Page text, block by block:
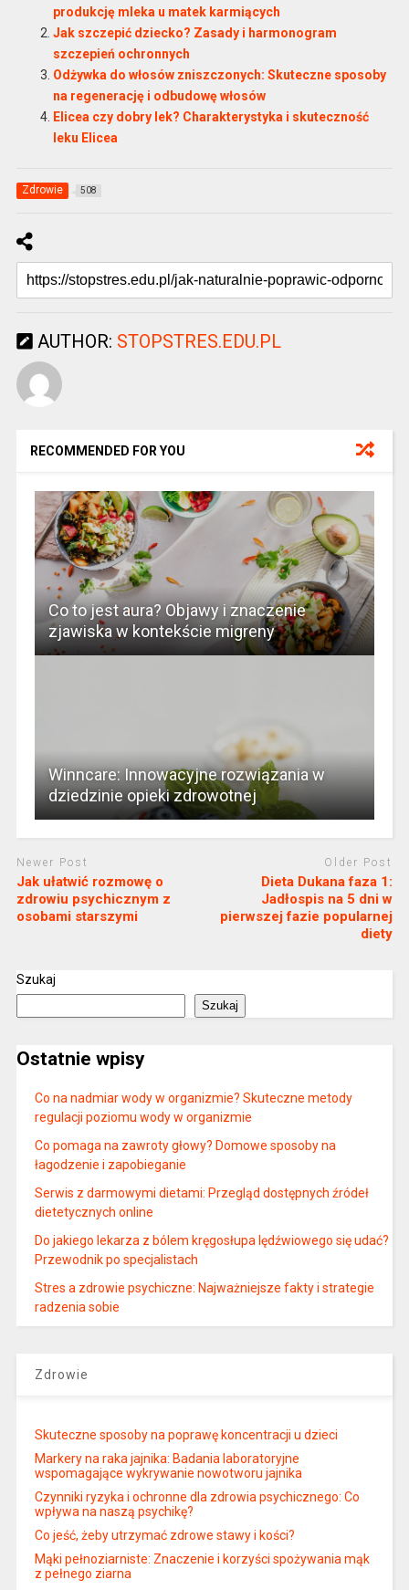
produkcję mleka u matek karmiących
Jak szczepić dziecko? Zasady i harmonogram
szczepień ochronnych
Odżywka do włosów zniszczonych: Skuteczne sposoby
na regenerację i odbudowę włosów
Elicea czy dobry lek? Charakterystyka i skuteczność
leku Elicea
Zdrowie 508
AUTHOR: STOPSTRES.EDU.PL
RECOMMENDED FOR YOU
Co to jest aura? Objawy i znaczenie
zjawiska w kontekście migreny
Winncare: Innowacyjne rozwiązania w
dziedzinie opieki zdrowotnej
Newer Post
Jak ułatwić rozmowę o
zdrowiu psychicznym z
osobami starszymi
Older Post
Dieta Dukana faza 1:
Jadłospis na 5 dni w
pierwszej fazie popularnej
diety
Szukaj
Szukaj
Ostatnie wpisy
Co na nadmiar wody w organizmie? Skuteczne metody
regulacji poziomu wody w organizmie
Co pomaga na zawroty głowy? Domowe sposoby na
łagodzenie i zapobieganie
Serwis z darmowymi dietami: Przegląd dostępnych źródeł
dietetycznych online
Do jakiego lekarza z bólem kręgosłupa lędźwiowego się udać?
Przewodnik po specjalistach
Stres a zdrowie psychiczne: Najważniejsze fakty i strategie
radzenia sobie
Zdrowie
Skuteczne sposoby na poprawę koncentracji u dzieci
Markery na raka jajnika: Badania laboratoryjne
wspomagające wykrywanie nowotworu jajnika
Czynniki ryzyka i ochronne dla zdrowia psychicznego: Co
wpływa na naszą psychikę?
Co jeść, żeby utrzymać zdrowe stawy i kości?
Mąki pełnoziarniste: Znaczenie i korzyści spożywania mąk
z pełnego ziarna